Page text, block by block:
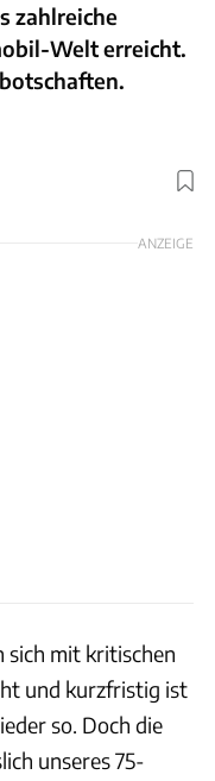
zahlreiche
Welt erreicht.
ANZEIGE
sich mit kritischen
und kurzfristig ist
so. Doch die
unseres 75-